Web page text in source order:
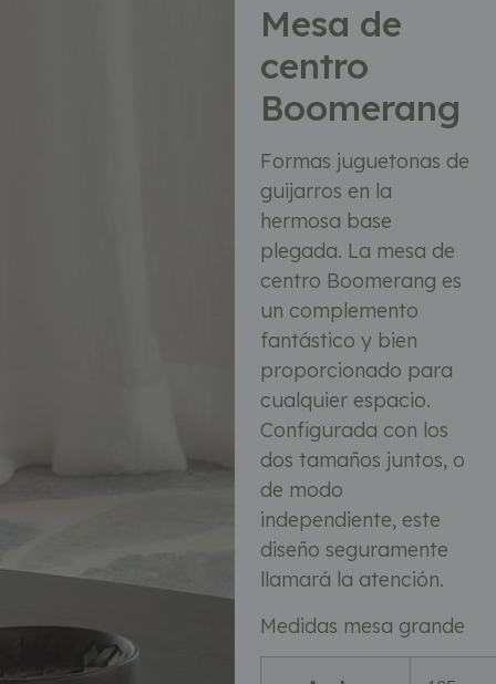
Mesa de
centro
Boomerang
Formas juguetonas de
guijarros en la
hermosa base
plegada. La mesa de
centro Boomerang es
un complemento
fantástico y bien
proporcionado para
cualquier espacio.
Configurada con los
dos tamaños juntos, o
de modo
independiente, este
diseño seguramente
llamará la atención.
Medidas mesa grande